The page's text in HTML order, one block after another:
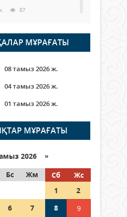
87
облысы
20
көрерменнің
етті
АРҚЫЛЫ ҚАЛАЙ
265
146
Қазақстан
дауыс бере
МҰРАҒАТЫ
08 тамыз 2026 ж.
04 тамыз 2026 ж.
01 тамыз 2026 ж.
МҰРАҒАТЫ
2026 »
Бс Жм Сб
Жс
1
2
6 7 8
9